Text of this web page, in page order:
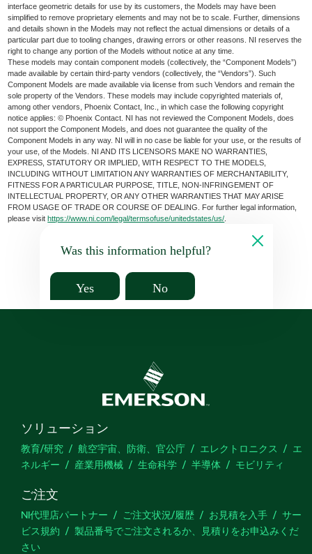
interface geometric details for use by its customers, the Models may have been
simplified to remove proprietary elements and may not be to scale. Further, dimensions
and details shown in the Models may not reflect the actual dimensions or details of a
particular part due to tooling changes, drawing errors or other reasons. NI reserves the
right to change any portion of the Models without notice at any time.
These models may contain component models (collectively, the “Component Models”)
made available by certain third-party vendors (collectively, the “Vendors”). Such
Component Models are made available via license from such Vendors and remain the
sole property of the Vendors. These models may include copyrighted materials of,
among other vendors, Phoenix Contact, Inc., in which case the following copyright
notice applies: © Phoenix Contact. NI has not reviewed the Component Models, does
not support the Component Models, and does not guarantee the quality of the
Component Models in any way. NI will in no case be liable for your use, or the results of
your use, of the Models. NI AND ITS LICENSORS MAKE NO WARRANTIES,
EXPRESS, STATUTORY OR IMPLIED, WITH RESPECT TO THE MODELS,
INCLUDING WITHOUT LIMITATION ANY WARRANTIES OF MERCHANTABILITY,
FITNESS FOR A PARTICULAR PURPOSE, TITLE, NON-INFRINGEMENT OF
INTELLECTUAL PROPERTY, OR ANY OTHER WARRANTIES THAT MAY ARISE
FROM USAGE OF TRADE OR COURSE OF DEALING. For further legal information,
please visithttps://www.ni.com/legal/termsofuse/unitedstates/us/
Was this information helpful?
Yes No
ソリューション
教育/研究 航空宇宙、防衛、官公庁 エレクトロニクス
エ
ネルギー
産業用機械 生命科学 半導体 モビリティ
ご注文
NI代理店パートナー ご注文状況/履歴 お見積を入手
サー
ビス規約
製品番号でご注文されるか、見積りをお申込みくだ
さい